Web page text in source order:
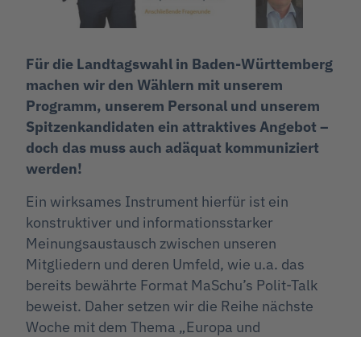
Für die Landtagswahl in Baden-Württemberg
machen wir den Wählern mit unserem
Programm, unserem Personal und unserem
Spitzenkandidaten ein attraktives Angebot –
doch das muss auch adäquat kommuniziert
werden!
Ein wirksames Instrument hierfür ist ein
konstruktiver und informationsstarker
Meinungsaustausch zwischen unseren
Mitgliedern und deren Umfeld, wie u.a. das
bereits bewährte Format MaSchu’s Polit-Talk
beweist. Daher setzen wir die Reihe nächste
Woche mit dem Thema „Europa und